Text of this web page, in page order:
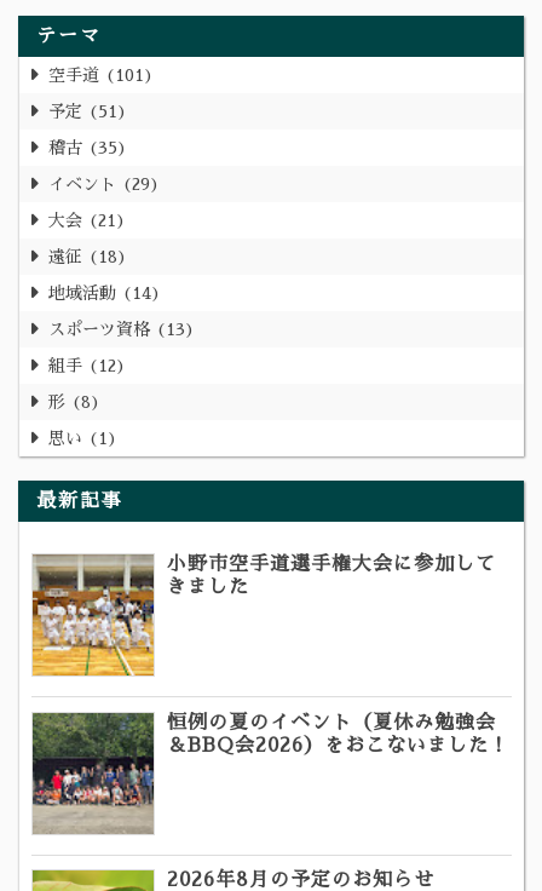
テーマ
空手道 101
予定 51
稽古 35
イベント 29
大会 21
遠征 18
地域活動 14
スポーツ資格 13
組手 12
形 8
思い 1
最新記事
小野市空手道選手権大会に参加して
きました
恒例の夏のイベント（夏休み勉強会
＆BBQ会2026）をおこないました！
2026年8月の予定のお知らせ